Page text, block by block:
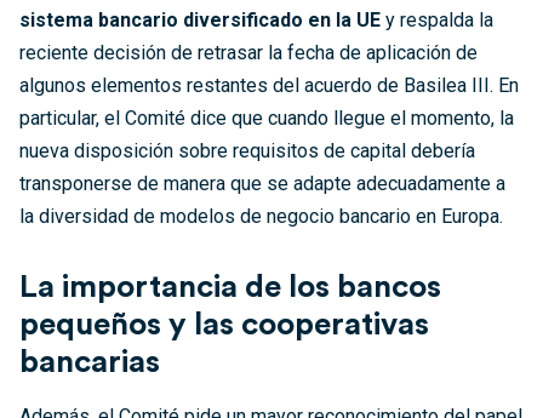
sistema bancario diversificado en la UE y respalda la
reciente decisión de retrasar la fecha de aplicación de
algunos elementos restantes del acuerdo de Basilea III. En
particular, el Comité dice que cuando llegue el momento, la
nueva disposición sobre requisitos de capital debería
transponerse de manera que se adapte adecuadamente a
la diversidad de modelos de negocio bancario en Europa.
La importancia de los bancos
pequeños y las cooperativas
bancarias